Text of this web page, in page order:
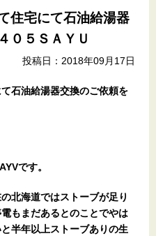
住宅にて石油給湯器
０５ＳＡＹＵ
投稿日：2018年09月17日
て石油給湯器交換のご依頼を
です。
北海道ではストーブが足り
もまだあるとのことでやは
半年以上ストーブありの生